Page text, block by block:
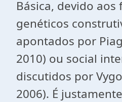
Básica, devido aos
genéticos
apontados por
2010) ou social
discutidos por
2006). É